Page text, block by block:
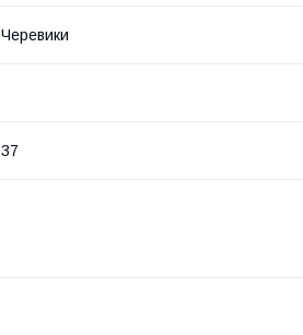
Черевики
37